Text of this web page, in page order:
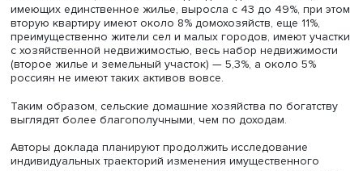
Фото: iStock